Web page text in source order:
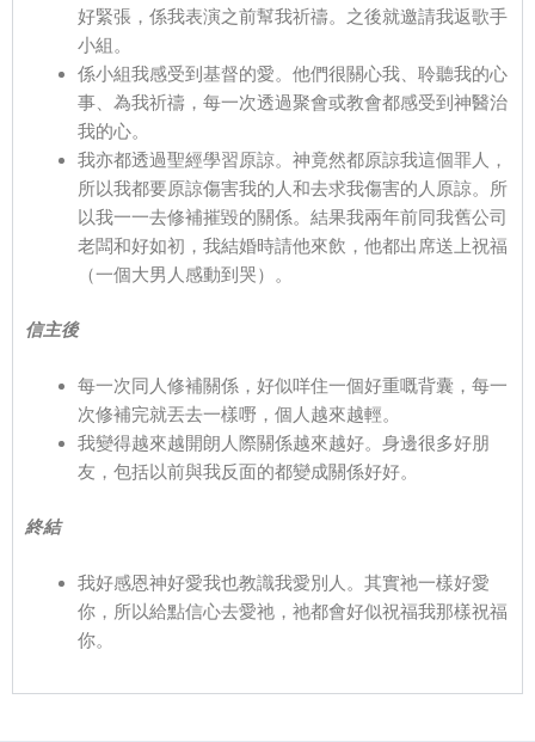
好緊張，係我表演之前幫我祈禱。之後就邀請我返歌手
小組。
係小組我感受到基督的愛。他們很關心我、聆聽我的心
事、為我祈禱，每一次透過聚會或教會都感受到神醫治
我的心。
我亦都透過聖經學習原諒。神竟然都原諒我這個罪人，
所以我都要原諒傷害我的人和去求我傷害的人原諒。所
以我一一去修補摧毀的關係。結果我兩年前同我舊公司
老闆和好如初，我結婚時請他來飲，他都出席送上祝福
（一個大男人感動到哭）。
信主後
每一次同人修補關係，好似咩住一個好重嘅背囊，每一
次修補完就丟去一樣嘢，個人越來越輕。
我變得越來越開朗人際關係越來越好。身邊很多好朋
友，包括以前與我反面的都變成關係好好。
終結
我好感恩神好愛我也教識我愛別人。其實祂一樣好愛
你，所以給點信心去愛祂，祂都會好似祝福我那樣祝福
你。